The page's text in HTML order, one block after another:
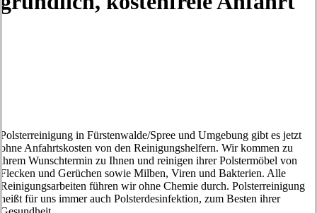
Polsterreinigung in Fürstenwalde/Spree und Umgebung gibt es jetzt
ohne Anfahrtskosten von den Reinigungshelfern. Wir kommen zu
ihrem Wunschtermin zu Ihnen und reinigen ihrer Polstermöbel von
Flecken und Gerüchen sowie Milben, Viren und Bakterien. Alle
Reinigungsarbeiten führen wir ohne Chemie durch. Polsterreinigung
heißt für uns immer auch Polsterdesinfektion, zum Besten ihrer